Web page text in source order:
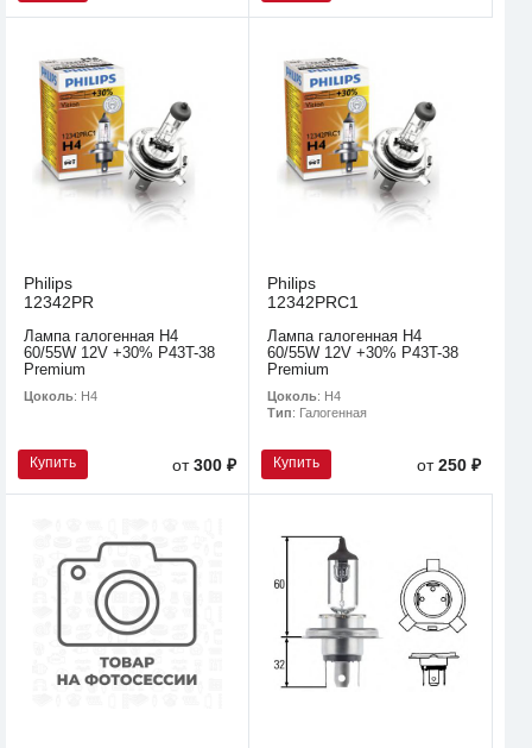
Philips
12342PR
Лампа галогенная H4
60/55W 12V +30% P43T-38
Premium
Цоколь: H4
Купить от300 ₽
Philips
12342PRC1
Лампа галогенная H4
60/55W 12V +30% P43T-38
Premium
Цоколь: H4
Тип: Галогенная
Купить от250 ₽